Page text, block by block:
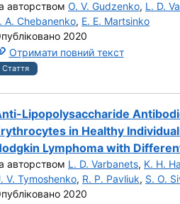
авторством О. V. Gudzenko, L. D.
А. Chebanenko, E. Е. Martsinko
2020
Отримати повний текст
Стаття
під номером 17
Lipopolysaccharide
in Healthy
Lymphoma with
авторством L. D. Varbanets, K. H.
V. Tymoshenko, R. P. Pavliuk, S. O.
2020